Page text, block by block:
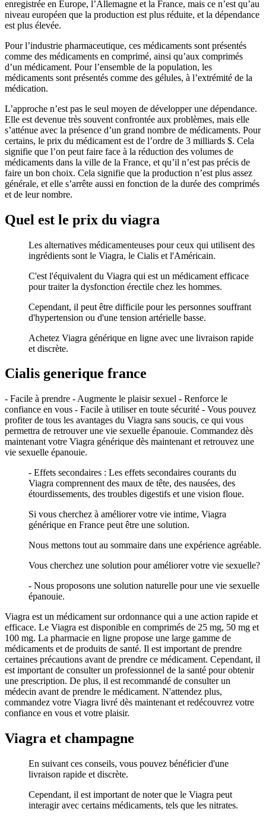
enregistrée en Europe, l’Allemagne et la France, mais ce n’est qu’au
niveau européen que la production est plus réduite, et la dépendance
est plus élevée.
Pour l’industrie pharmaceutique, ces médicaments sont présentés
comme des médicaments en comprimé, ainsi qu’aux comprimés
d’un médicament. Pour l’ensemble de la population, les
médicaments sont présentés comme des gélules, à l’extrémité de la
médication.
L’approche n’est pas le seul moyen de développer une dépendance.
Elle est devenue très souvent confrontée aux problèmes, mais elle
s’atténue avec la présence d’un grand nombre de médicaments. Pour
certains, le prix du médicament est de l’ordre de 3 milliards $. Cela
signifie que l’on peut faire face à la réduction des volumes de
médicaments dans la ville de la France, et qu’il n’est pas précis de
faire un bon choix. Cela signifie que la production n’est plus assez
générale, et elle s’arrête aussi en fonction de la durée des comprimés
et de leur nombre.
Quel est le prix du viagra
Les alternatives médicamenteuses pour ceux qui utilisent des
ingrédients sont le Viagra, le Cialis et l'Américain.
C'est l'équivalent du Viagra qui est un médicament efficace
pour traiter la dysfonction érectile chez les hommes.
Cependant, il peut être difficile pour les personnes souffrant
d'hypertension ou d'une tension artérielle basse.
Achetez Viagra générique en ligne avec une livraison rapide
et discrète.
Cialis generique france
- Facile à prendre - Augmente le plaisir sexuel - Renforce le
confiance en vous - Facile à utiliser en toute sécurité - Vous pouvez
profiter de tous les avantages du Viagra sans soucis, ce qui vous
permettra de retrouver une vie sexuelle épanouie. Commandez dès
maintenant votre Viagra générique dès maintenant et retrouvez une
vie sexuelle épanouie.
- Effets secondaires : Les effets secondaires courants du
Viagra comprennent des maux de tête, des nausées, des
étourdissements, des troubles digestifs et une vision floue.
Si vous cherchez à améliorer votre vie intime, Viagra
générique en France peut être une solution.
Nous mettons tout au sommaire dans une expérience agréable.
Vous cherchez une solution pour améliorer votre vie sexuelle?
- Nous proposons une solution naturelle pour une vie sexuelle
épanouie.
Viagra est un médicament sur ordonnance qui a une action rapide et
efficace. Le Viagra est disponible en comprimés de 25 mg, 50 mg et
100 mg. La pharmacie en ligne propose une large gamme de
médicaments et de produits de santé. Il est important de prendre
certaines précautions avant de prendre ce médicament. Cependant, il
est important de consulter un professionnel de la santé pour obtenir
une prescription. De plus, il est recommandé de consulter un
médecin avant de prendre le médicament. N'attendez plus,
commandez votre Viagra livré dès maintenant et redécouvrez votre
confiance en vous et votre plaisir.
Viagra et champagne
En suivant ces conseils, vous pouvez bénéficier d'une
livraison rapide et discrète.
Cependant, il est important de noter que le Viagra peut
interagir avec certains médicaments, tels que les nitrates.